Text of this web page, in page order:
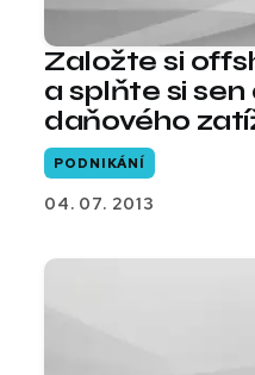
Založte si
a splňte si
daňového
PODNIKÁNÍ
04. 07. 2013